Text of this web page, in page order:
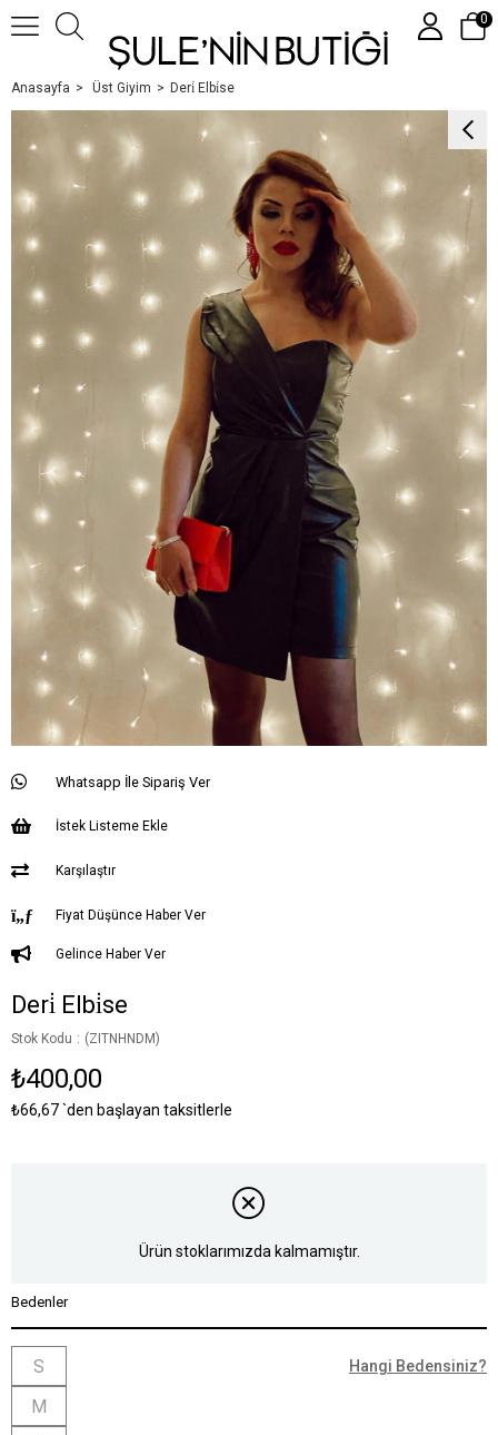
Üye Girişi
0
Anasayfa Üst Giyim Deri̇ Elbi̇se
Whatsapp İle Sipariş Ver
İstek Listeme Ekle
Karşılaştır
Fiyat Düşünce Haber Ver
Gelince Haber Ver
Deri̇ Elbi̇se
Stok Kodu (ZITNHNDM)
₺400,00
₺66,67`den başlayan taksitlerle
Ürün stoklarımızda kalmamıştır.
Bedenler
S
M
Hangi Bedensiniz?